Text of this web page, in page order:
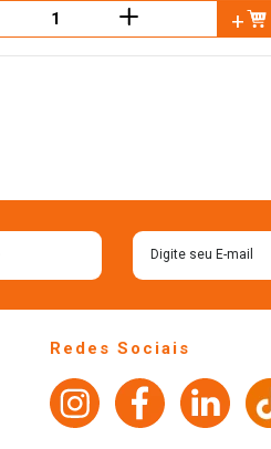
＋
Redes Sociais